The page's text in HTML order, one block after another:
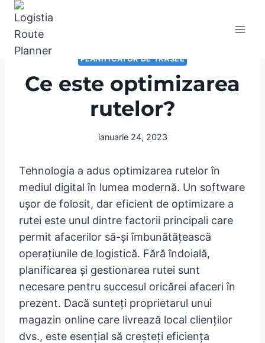
Skip
content
PLANIFICATOR DE TRASEE
Ce este optimizarea
rutelor?
ianuarie 24, 2023
Tehnologia a adus optimizarea rutelor în
mediul digital în lumea modernă. Un software
ușor de folosit, dar eficient de optimizare a
rutei este unul dintre factorii principali care
permit afacerilor să-și îmbunătățească
operațiunile de logistică. Fără îndoială,
planificarea și gestionarea rutei sunt
necesare pentru succesul oricărei afaceri în
prezent. Dacă sunteți proprietarul unui
magazin online care livrează local clienților
dvs., este esențial să creșteți eficiența